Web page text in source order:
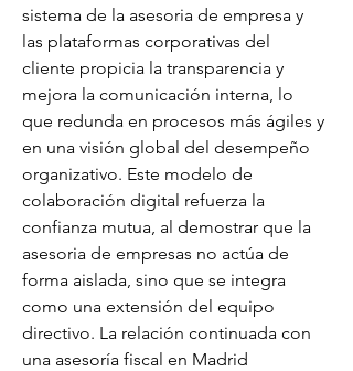
sistema de la asesoria de empresa y
las plataformas corporativas del
cliente propicia la transparencia y
mejora la comunicación interna, lo
que redunda en procesos más ágiles y
en una visión global del desempeño
organizativo. Este modelo de
colaboración digital refuerza la
confianza mutua, al demostrar que la
asesoria de empresas no actúa de
forma aislada, sino que se integra
como una extensión del equipo
directivo. La relación continuada con
una asesoría fiscal en Madrid